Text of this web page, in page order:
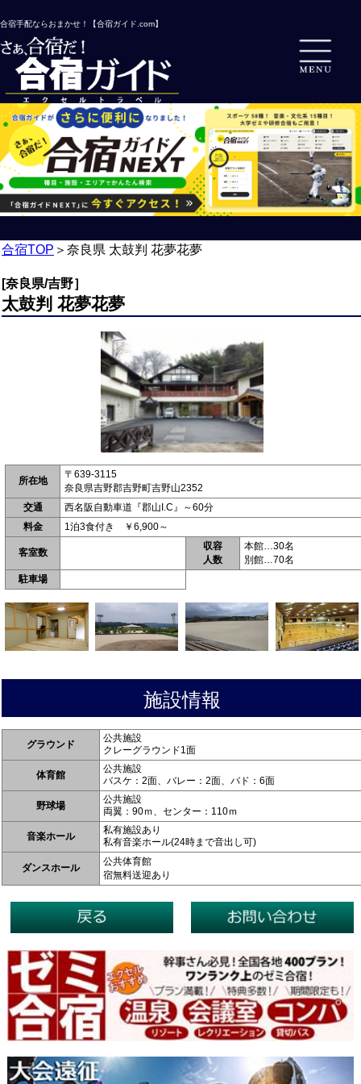
合宿手配ならおまかせ！【合宿ガイド.com】
合宿TOP ＞ 奈良県 太鼓判 花夢花夢
[奈良県/吉野］
太鼓判 花夢花夢
所在地
〒639-3115
奈良県吉野郡吉野町吉野山2352
交通
西名阪自動車道『郡山I.C』～60分
料金
1泊3食付き ￥6,900～
客室数
収容
人数
本館…30名
別館…70名
駐車場
施設情報
グラウンド
公共施設
クレーグラウンド1面
体育館
公共施設
バスケ：2面、バレー：2面、バド：6面
野球場
公共施設
両翼：90ｍ、センター：110ｍ
音楽ホール
私有施設あり
私有音楽ホール(24時まで音出し可)
ダンスホール
公共体育館
宿無料送迎あり